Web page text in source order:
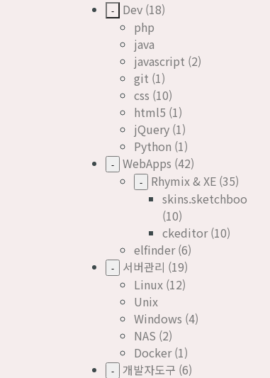
- Dev (18)
php
java
javascript (2)
git (1)
css (10)
html5 (1)
jQuery (1)
Python (1)
- WebApps (42)
- Rhymix & XE (35)
skins.sketchbook5
(10)
ckeditor (10)
elfinder (6)
- 서버관리 (19)
Linux (12)
Unix
Windows (4)
NAS (2)
Docker (1)
- 개발자도구 (6)